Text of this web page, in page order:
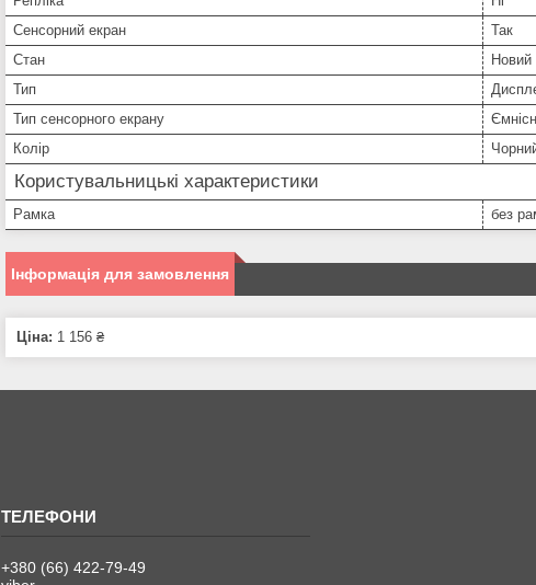
Сенсорний екран
Так
Стан
Новий
Тип
Тип сенсорного екрану
Колір
Користувальницькі характеристики
Рамка без
Інформація для замовлення
Ціна: 1 156 ₴
+380 (66) 422-79-49